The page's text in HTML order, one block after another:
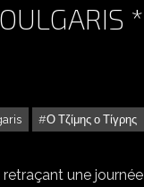
*
Ο Τζίμης ο Τίγρης
Ο ΤΊΓΡΗΣ (1966)
une journée